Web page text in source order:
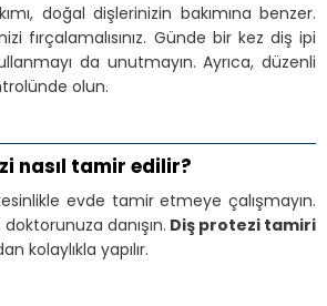
doğal dişlerinizin bakımına benzer.
fırçalamalısınız. Günde bir kez diş ipi
da unutmayın. Ayrıca, düzenli
olun.
nasıl tamir edilir?
evde tamir etmeye çalışmayın.
doktorunuza danışın. Diş protezi tamiri
kolaylıkla yapılır.